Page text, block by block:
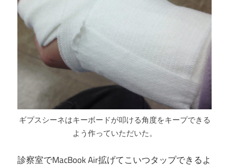
ギプスシーネはキーボードが叩ける角度をキープできる
よう作っていただいた。
診察室でMacBook Air拡げてこいつタップできるよ